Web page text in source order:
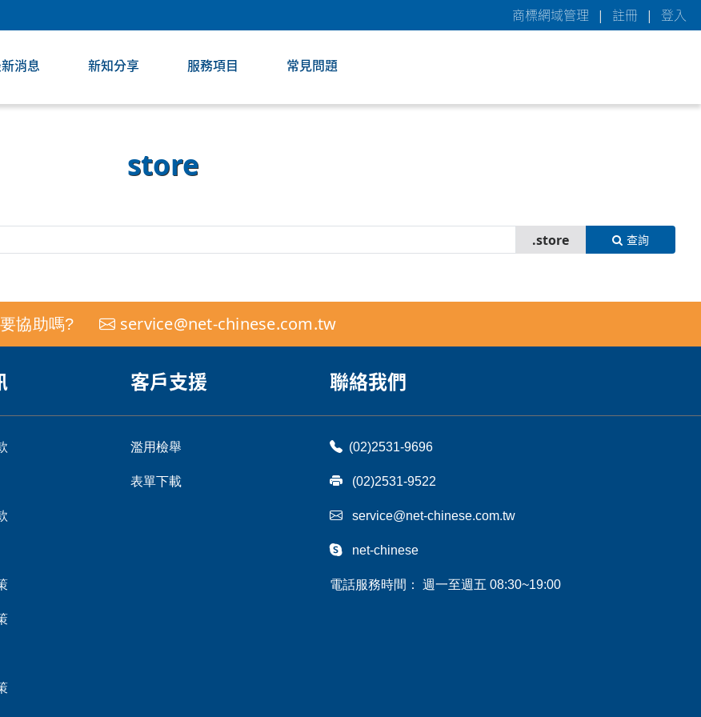
商標網域管理 | 註冊 | 登入
消息 新知分享 服務項目 常見問題
store
查詢
協助嗎? service@net-chinese.com.tw
客戶支援 聯絡我們
濫用檢舉
表單下載
(02)2531-9696
(02)2531-9522
service@net-chinese.com.tw
net-chinese
電話服務時間： 週一至週五 08:30~19:00